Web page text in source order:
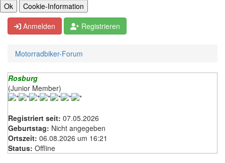
Anmelden Registrieren
Motorradbiker-Forum
Rosburg
(Junior Member)
Registriert seit: 07.05.2026
Geburtstag: Nicht angegeben
Ortszeit: 06.08.2026 um 16:21
Status: Offline